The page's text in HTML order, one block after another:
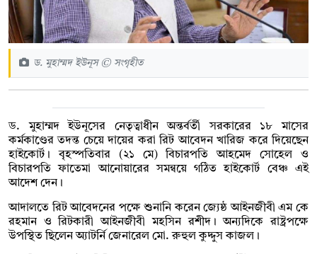
ড. মুহাম্মদ ইউনূস © সংগৃহীত
ড. মুহাম্মদ ইউনূসের নেতৃত্বাধীন অন্তর্বর্তী সরকারের ১৮ মাসের
কর্মকাণ্ডের তদন্ত চেয়ে দায়ের করা রিট আবেদন খারিজ করে দিয়েছেন
হাইকোর্ট। বৃহস্পতিবার (২১ মে) বিচারপতি আহমেদ সোহেল ও
বিচারপতি ফাতেমা আনোয়ারের সমন্বয়ে গঠিত হাইকোর্ট বেঞ্চ এই
আদেশ দেন।
আদালতে রিট আবেদনের পক্ষে শুনানি করেন জ্যেষ্ঠ আইনজীবী এম কে
রহমান ও রিটকারী আইনজীবী মহসিন রশীদ। অন্যদিকে রাষ্ট্রপক্ষে
উপস্থিত ছিলেন অ্যাটর্নি জেনারেল মো. রুহুল কুদ্দুস কাজল।